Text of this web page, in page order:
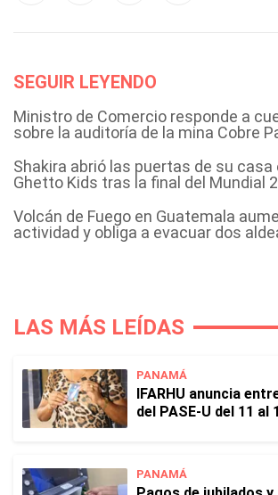
SEGUIR LEYENDO
Ministro de Comercio responde a
sobre la auditoría de la mina Cobre
Shakira abrió las puertas de su casa
Ghetto Kids tras la final del Mundial
Volcán de Fuego en Guatemala
actividad y obliga a evacuar dos
LAS MÁS LEÍDAS
PANAMÁ
IFARHU anuncia
del PASE-U del 11 al
PANAMÁ